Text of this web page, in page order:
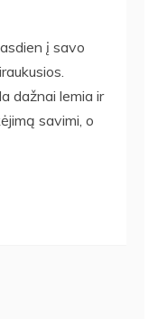
į savo
dažnai lemia ir
savimi, o